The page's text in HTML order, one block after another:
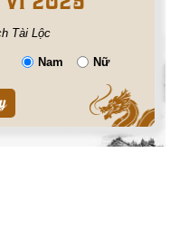
Tài Lộc
Nam Nữ